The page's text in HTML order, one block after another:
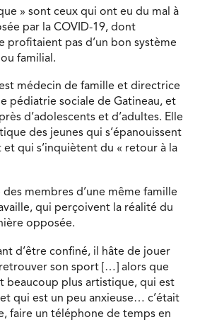
» sont ceux qui ont eu du mal à
par la COVID-19, dont
profitaient pas d’un bon système
familial.
médecin de famille et directrice
pédiatrie sociale de Gatineau, et
d’adolescents et d’adultes. Elle
des jeunes qui s’épanouissent
qui s’inquiètent du « retour à la
membres d’une même famille
qui perçoivent la réalité du
opposée.
d’être confiné, il hâte de jouer
son sport […] alors que
beaucoup plus artistique, qui est
qui est un peu anxieuse… c’était
faire un téléphone de temps en